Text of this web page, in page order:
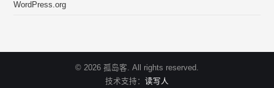
WordPress.org
© 2026 孤岛客. All rights reserved.
技术支持： 读写人